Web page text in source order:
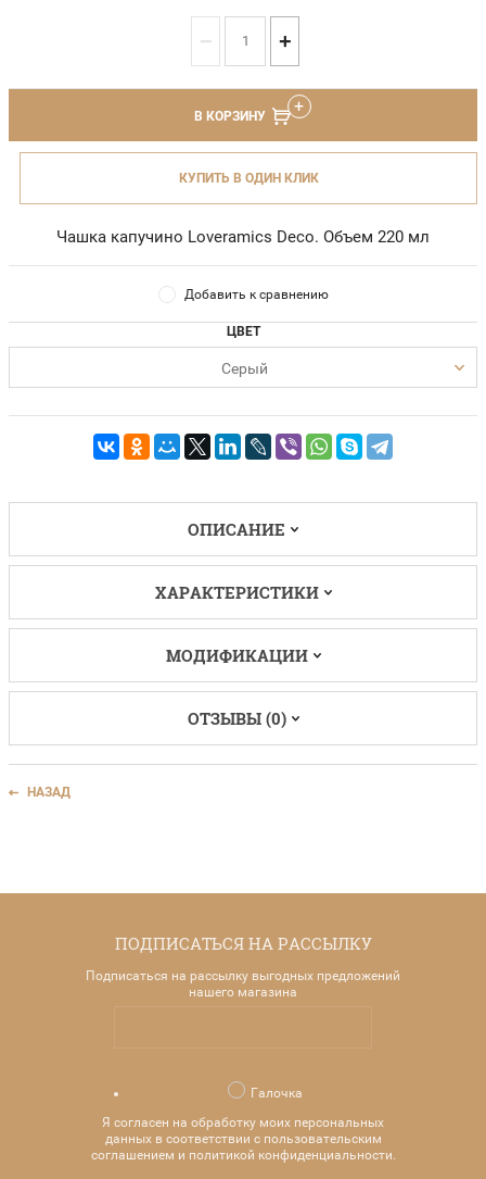
− +
В КОРЗИНУ
КУПИТЬ В ОДИН КЛИК
Чашка капучино Loveramics Deco. Объем 220 мл
Добавить к сравнению
ЦВЕТ
Серый
ОПИСАНИЕ
ХАРАКТЕРИСТИКИ
МОДИФИКАЦИИ
ОТЗЫВЫ (0)
НАЗАД
ПОДПИСАТЬСЯ НА РАССЫЛКУ
Подписаться на рассылку выгодных предложений
нашего магазина
Галочка
Я согласен на обработку моих персональных
данных в соответствии с пользовательским
соглашением и политикой конфиденциальности.